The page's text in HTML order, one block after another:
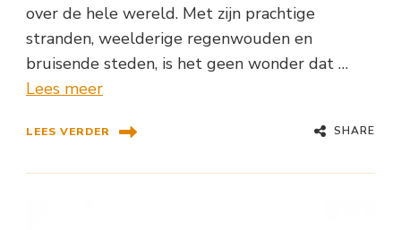
over de hele wereld. Met zijn prachtige
stranden, weelderige regenwouden en
bruisende steden, is het geen wonder dat …
Lees meer
LEES VERDER SHARE